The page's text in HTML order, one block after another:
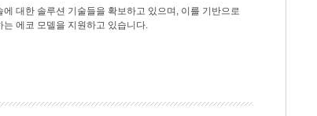
대한 솔루션 기술들을 확보하고 있으며, 이를 기반으로
에코 모델을 지원하고 있습니다.